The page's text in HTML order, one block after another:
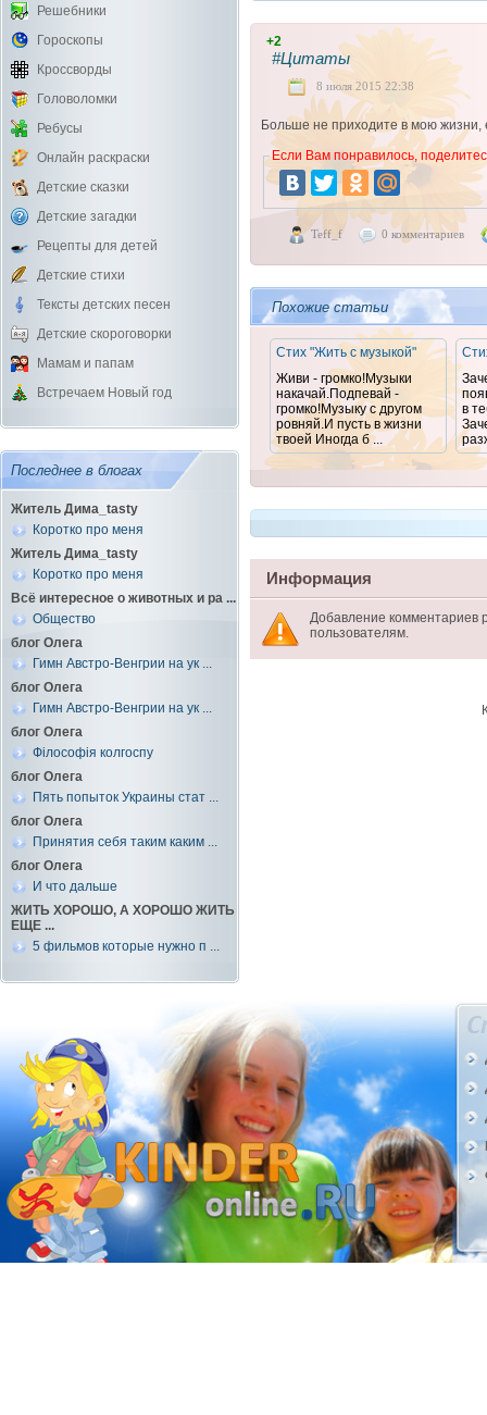
Решебники
Гороскопы
Кроссворды
Головоломки
Ребусы
Онлайн раскраски
Детские сказки
Детские загадки
Рецепты для детей
Детские стихи
Тексты детских песен
Детские скороговорки
Мамам и папам
Встречаем Новый год
Последнее в блогах
Житель Дима_tasty
Коротко про меня
Житель Дима_tasty
Коротко про меня
Всё интересное о животных и ра ...
Общество
блог Олега
Гимн Австро-Венгрии на ук ...
блог Олега
Гимн Австро-Венгрии на ук ...
блог Олега
Філософія колгоспу
блог Олега
Пять попыток Украины стат ...
блог Олега
Принятия себя таким каким ...
блог Олега
И что дальше
ЖИТЬ ХОРОШО, А ХОРОШО ЖИТЬ
ЕЩЕ ...
5 фильмов которые нужно п ...
+2
#Цитаты
8 июля 2015 22:38
Больше не приходите в мою
Если Вам понравилось,
Teff_f 0 комментариев
Похожие статьи
Стих "Жить с музыкой"
Живи - громко!Музыки
накачай.Подпевай -
громко!Музыку с другом
ровняй.И пусть в жизни
твоей Иногда б ...
в
Информация
Добавление комментариев
пользователям.